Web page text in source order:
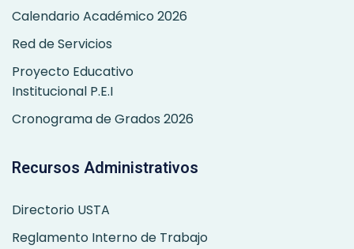
Calendario Académico 2026
Red de Servicios
Proyecto Educativo
Institucional P.E.I
Cronograma de Grados 2026
Recursos Administrativos
Directorio USTA
Reglamento Interno de Trabajo